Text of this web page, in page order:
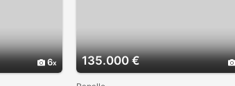
6 135.000 €